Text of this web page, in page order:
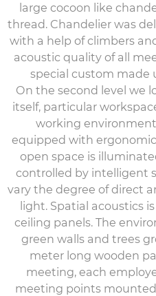
large cocoon like
thread. Chandelier was
with a help of climbers
acoustic quality of all
special custom made
On the second level we
itself, particular
working
equipped with
open space is
controlled by intelligent
vary the degree of direct
light. Spatial acoustics
ceiling panels. The
green walls and trees
meter long wooden
meeting, each
meeting points